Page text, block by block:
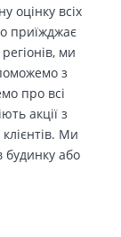
оцінку всіх
приїжджає
ми
з
про всі
акції з
Ми
будинку або